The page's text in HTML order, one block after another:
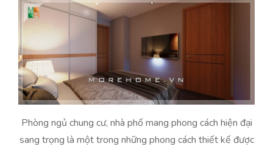
Phòng ngủ chung cư, nhà phố mang phong cách hiện đại
sang trọng là một trong những phong cách thiết kế được